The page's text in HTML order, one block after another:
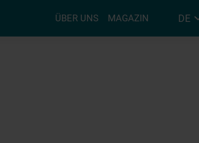
ÜBER UNS MAGAZIN DE